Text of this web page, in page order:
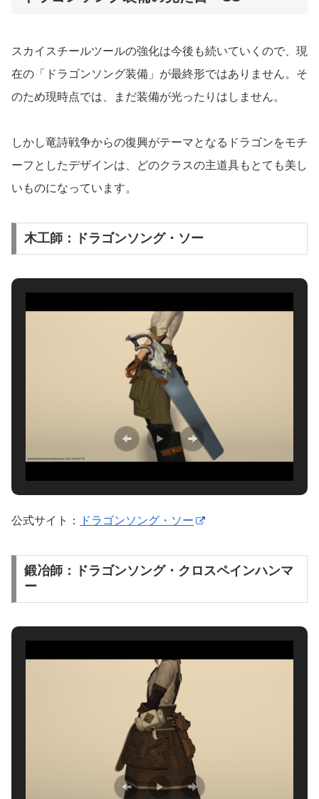
スカイスチールツールの強化は今後も続いていくので、現
在の「ドラゴンソング装備」が最終形ではありません。そ
のため現時点では、まだ装備が光ったりはしません。
しかし竜詩戦争からの復興がテーマとなるドラゴンをモチ
ーフとしたデザインは、どのクラスの主道具もとても美し
いものになっています。
木工師：ドラゴンソング・ソー
公式サイト： ドラゴンソング・ソー
鍛冶師：ドラゴンソング・クロスペインハンマ
ー